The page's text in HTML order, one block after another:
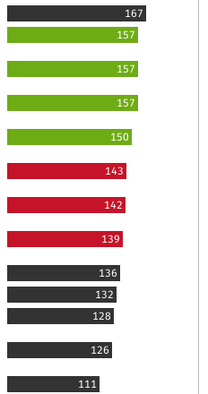
167
157
157
157
150
143
142
139
136
132
128
126
111